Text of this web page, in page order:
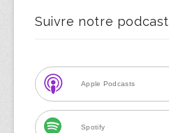
Suivre notre podcast
Apple Podcasts
Spotify